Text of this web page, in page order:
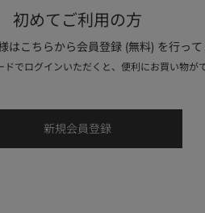
初めてご利用の方
はこちらから会員登録 (無料) を行って
でログインいただくと、便利にお買い物が